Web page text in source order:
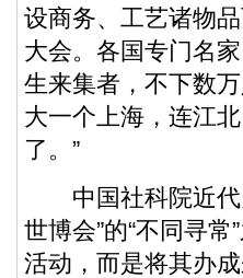
设商务、工艺诸物
大会。各国专门名
生来集者，不下数
大一个上海，连江
了。”
中国社科院近代
世博会”的“不同寻
活动，而是将其办